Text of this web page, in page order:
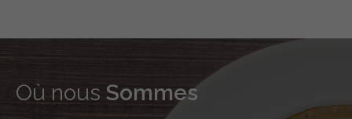
Où nous Sommes